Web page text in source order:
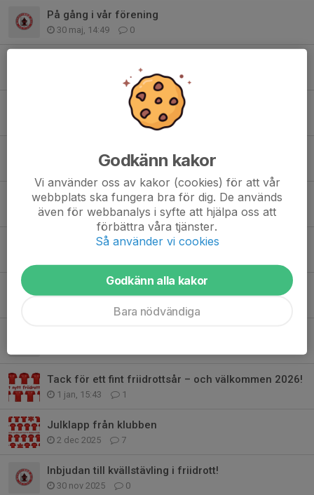
På gång i vår förening
30 maj, 14:49 0
Världsungdomsspelen i sommar 25-28 juni
0
Helgläger 28-29 mars
31 mar, 08:59 7
27 mar, 12:39 4
Kraftmätningskval för våra tjrjer
Stort grattis August
Tack för ett fint friidrottsår – och välkommen 2026!
1 jan, 15:43 1
Julklapp från klubben
2 dec 2025 7
Inbjudan till kvällstävling i friidrott!
30 nov 2025 0
Godkänn kakor
Vi använder oss av kakor (cookies) för att vår
webbplats ska fungera bra för dig. De används
även för webbanalys i syfte att hjälpa oss att
förbättra våra tjänster.
Så använder vi cookies
Godkänn alla kakor
Bara nödvändiga